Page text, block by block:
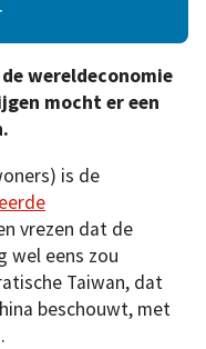
wereldeconomie
mocht er een
is de
vrezen dat de
wel eens zou
Taiwan, dat
beschouwt, met